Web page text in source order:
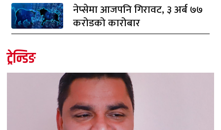
नेप्सेमा आजपनि गिरावट, ३ अर्ब ७७
करोडको कारोबार
ट्रेन्डिङ